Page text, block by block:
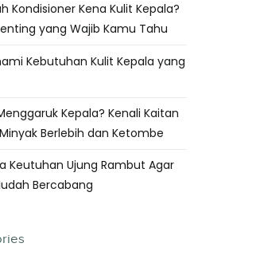
Kondisioner Kena Kulit Kepala?
yang Wajib Kamu Tahu
Kebutuhan Kulit Kepala yang
Kepala? Kenali Kaitan
Berlebih dan Ketombe
Keutuhan Ujung Rambut Agar
Bercabang